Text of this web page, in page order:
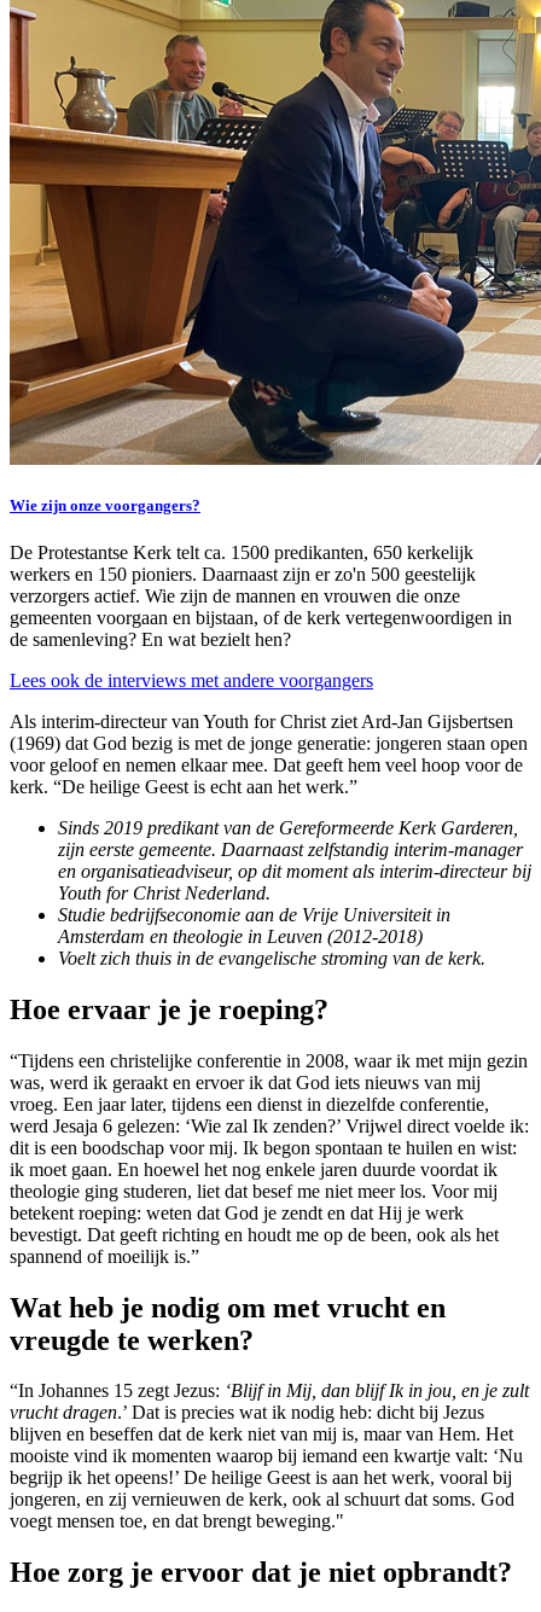
Wie zijn onze voorgangers?
De Protestantse Kerk telt ca. 1500 predikanten, 650 kerkelijk
werkers en 150 pioniers. Daarnaast zijn er zo'n 500 geestelijk
verzorgers actief. Wie zijn de mannen en vrouwen die onze
gemeenten voorgaan en bijstaan, of de kerk vertegenwoordigen in
de samenleving? En wat bezielt hen?
Lees ook de interviews met andere voorgangers
Als interim-directeur van Youth for Christ ziet Ard-Jan Gijsbertsen
(1969) dat God bezig is met de jonge generatie: jongeren staan open
voor geloof en nemen elkaar mee. Dat geeft hem veel hoop voor de
kerk. “De heilige Geest is echt aan het werk.”
Sinds 2019 predikant van de Gereformeerde Kerk Garderen,
zijn eerste gemeente. Daarnaast zelfstandig interim-manager
en organisatieadviseur, op dit moment als interim-directeur bij
Youth for Christ Nederland.
Studie bedrijfseconomie aan de Vrije Universiteit in
Amsterdam en theologie in Leuven (2012-2018)
Voelt zich thuis in de evangelische stroming van de kerk.
Hoe ervaar je je roeping?
“Tijdens een christelijke conferentie in 2008, waar ik met mijn gezin
was, werd ik geraakt en ervoer ik dat God iets nieuws van mij
vroeg. Een jaar later, tijdens een dienst in diezelfde conferentie,
werd Jesaja 6 gelezen: ‘Wie zal Ik zenden?’ Vrijwel direct voelde ik:
dit is een boodschap voor mij. Ik begon spontaan te huilen en wist:
ik moet gaan. En hoewel het nog enkele jaren duurde voordat ik
theologie ging studeren, liet dat besef me niet meer los. Voor mij
betekent roeping: weten dat God je zendt en dat Hij je werk
bevestigt. Dat geeft richting en houdt me op de been, ook als het
spannend of moeilijk is.”
Wat heb je nodig om met vrucht en
vreugde te werken?
“In Johannes 15 zegt Jezus: ‘Blijf in Mij, dan blijf Ik in jou, en je zult
vrucht dragen.’ Dat is precies wat ik nodig heb: dicht bij Jezus
blijven en beseffen dat de kerk niet van mij is, maar van Hem. Het
mooiste vind ik momenten waarop bij iemand een kwartje valt: ‘Nu
begrijp ik het opeens!’ De heilige Geest is aan het werk, vooral bij
jongeren, en zij vernieuwen de kerk, ook al schuurt dat soms. God
voegt mensen toe, en dat brengt beweging."
Hoe zorg je ervoor dat je niet opbrandt?